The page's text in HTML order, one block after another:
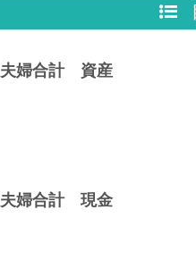
夫婦合計 資産
夫婦合計 現金